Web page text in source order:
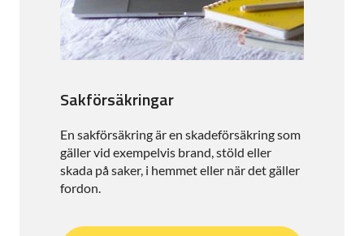
Sakförsäkringar
En sakförsäkring är en skadeförsäkring som
gäller vid exempelvis brand, stöld eller
skada på saker, i hemmet eller när det gäller
fordon.